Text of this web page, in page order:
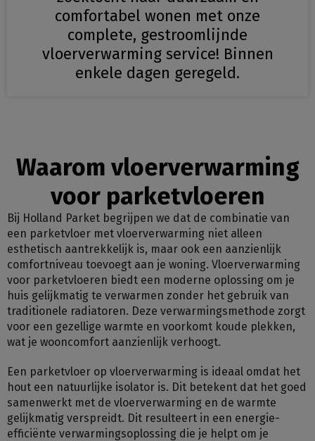
comfortabel wonen met onze
complete, gestroomlijnde
vloerverwarming service! Binnen
enkele dagen geregeld.
Waarom vloerverwarming
voor parketvloeren
Bij Holland Parket begrijpen we dat de combinatie van
een parketvloer met vloerverwarming niet alleen
esthetisch aantrekkelijk is, maar ook een aanzienlijk
comfortniveau toevoegt aan je woning. Vloerverwarming
voor parketvloeren biedt een moderne oplossing om je
huis gelijkmatig te verwarmen zonder het gebruik van
traditionele radiatoren. Deze verwarmingsmethode zorgt
voor een gezellige warmte en voorkomt koude plekken,
wat je wooncomfort aanzienlijk verhoogt.
Een parketvloer op vloerverwarming is ideaal omdat het
hout een natuurlijke isolator is. Dit betekent dat het goed
samenwerkt met de vloerverwarming en de warmte
gelijkmatig verspreidt. Dit resulteert in een energie-
efficiënte verwarmingsoplossing die je helpt om je